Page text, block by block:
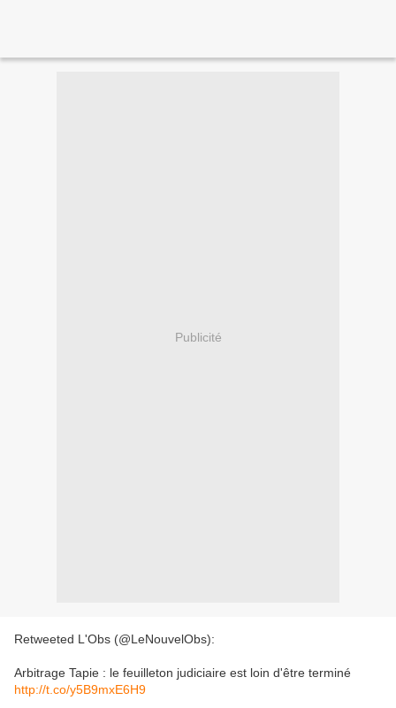
Publicité
Retweeted L'Obs (@LeNouvelObs):
Arbitrage Tapie : le feuilleton judiciaire est loin d'être terminé
http://t.co/y5B9mxE6H9